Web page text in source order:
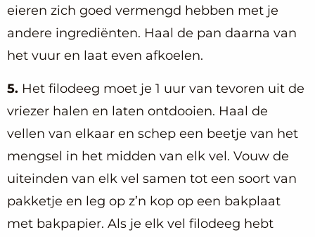
eieren zich goed vermengd hebben met je
andere ingrediënten. Haal de pan daarna van
het vuur en laat even afkoelen.
5. Het filodeeg moet je 1 uur van tevoren uit de
vriezer halen en laten ontdooien. Haal de
vellen van elkaar en schep een beetje van het
mengsel in het midden van elk vel. Vouw de
uiteinden van elk vel samen tot een soort van
pakketje en leg op z’n kop op een bakplaat
met bakpapier. Als je elk vel filodeeg hebt